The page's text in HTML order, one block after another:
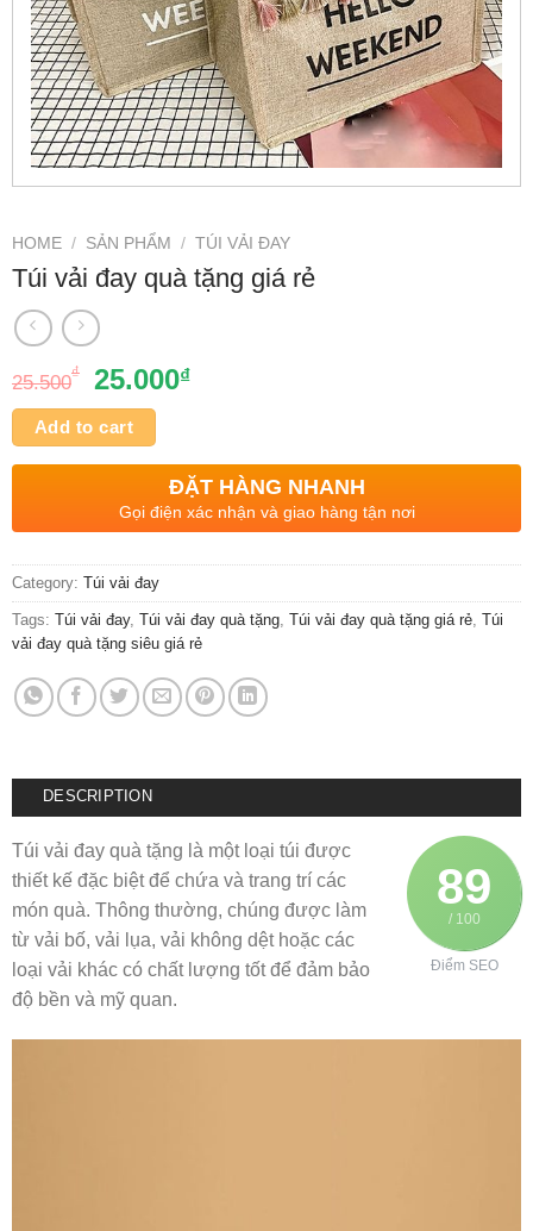
HOME / SẢN PHẨM / TÚI VẢI ĐAY
Túi vải đay quà tặng giá rẻ
25.500₫ 25.000₫
Add to cart
ĐẶT HÀNG NHANH
Gọi điện xác nhận và giao hàng tận nơi
Category: Túi vải đay
Tags: Túi vải đay, Túi vải đay quà tặng, Túi vải đay quà tặng giá rẻ, Túi
vải đay quà tặng siêu giá rẻ
DESCRIPTION
89
/ 100
Điểm SEO
Túi vải đay quà tặng là một loại túi được
thiết kế đặc biệt để chứa và trang trí các
món quà. Thông thường, chúng được làm
từ vải bố, vải lụa, vải không dệt hoặc các
loại vải khác có chất lượng tốt để đảm bảo
độ bền và mỹ quan.